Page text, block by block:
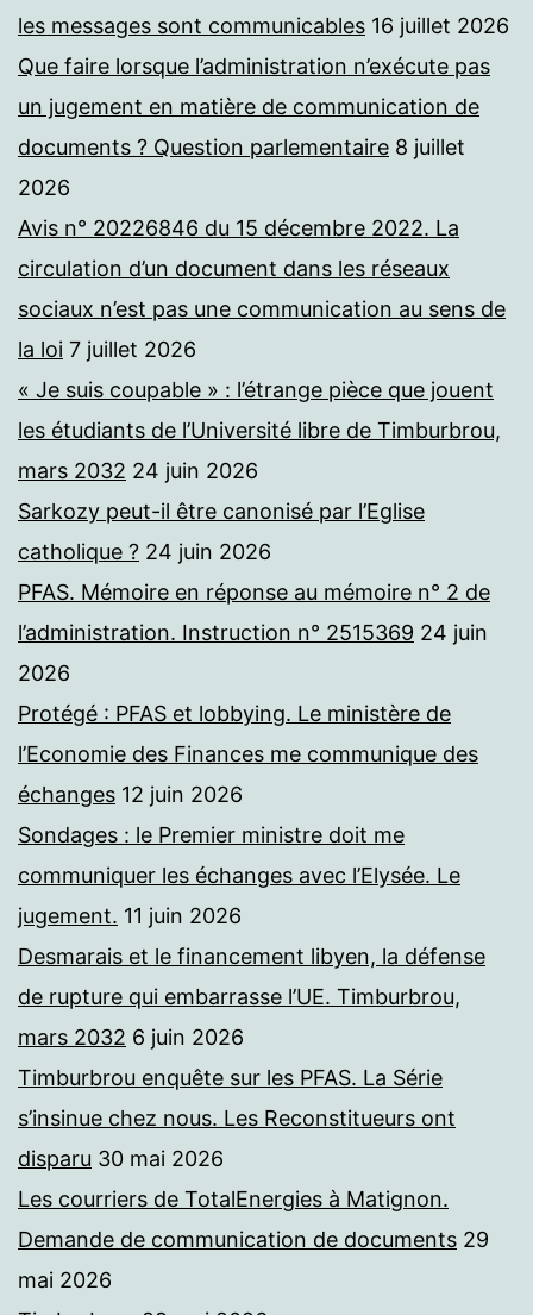
les messages sont communicables 16 juillet 2026
Que faire lorsque l’administration n’exécute pas
un jugement en matière de communication de
documents ? Question parlementaire 8 juillet
2026
Avis n° 20226846 du 15 décembre 2022. La
circulation d’un document dans les réseaux
sociaux n’est pas une communication au sens de
la loi 7 juillet 2026
« Je suis coupable » : l’étrange pièce que jouent
les étudiants de l’Université libre de Timburbrou,
mars 2032 24 juin 2026
Sarkozy peut-il être canonisé par l’Eglise
catholique ? 24 juin 2026
PFAS. Mémoire en réponse au mémoire n° 2 de
l’administration. Instruction n° 2515369 24 juin
2026
Protégé : PFAS et lobbying. Le ministère de
l’Economie des Finances me communique des
échanges 12 juin 2026
Sondages : le Premier ministre doit me
communiquer les échanges avec l’Elysée. Le
jugement. 11 juin 2026
Desmarais et le financement libyen, la défense
de rupture qui embarrasse l’UE. Timburbrou,
mars 2032 6 juin 2026
Timburbrou enquête sur les PFAS. La Série
s’insinue chez nous. Les Reconstitueurs ont
disparu 30 mai 2026
Les courriers de TotalEnergies à Matignon.
Demande de communication de documents 29
mai 2026